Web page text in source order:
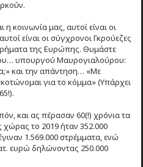
κοινωνία μας, αυτοί είναι οι
είναι οι σύγχρονοι Γκρούεζες
της Ευρώπης. Θυμάστε
υπουργού Μαυρογιαλούρου:
και την απάντηση… «Με
για το κόμμα» (Υπάρχει
και ας πέρασαν 60(!) χρόνια τα
το 2019 ήταν 352.000
1.569.000 στρέμματα, ενώ
ευρώ δηλώνοντας 250.000